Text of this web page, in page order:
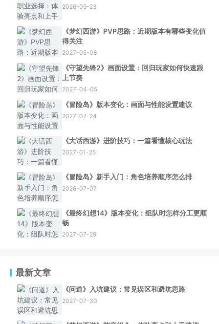
2026-09-23
《梦幻西游》PVP思路：近期版本有哪些变化值
得关注
2027-05-08
《守望先锋2》画面设置：回归玩家如何快速跟
上节奏
2027-04-05
《冒险岛》版本变化：画面与性能设置建议
2027-07-24
《大话西游》进阶技巧：一篇看懂核心玩法
2027-01-25
《冒险岛》新手入门：角色培养顺序怎么排
2026-07-07
《最终幻想14》版本变化：组队时怎样分工更顺
畅
2027-07-29
最新文章
《问道》入坑建议：常见误区和避坑思路
2027-07-30